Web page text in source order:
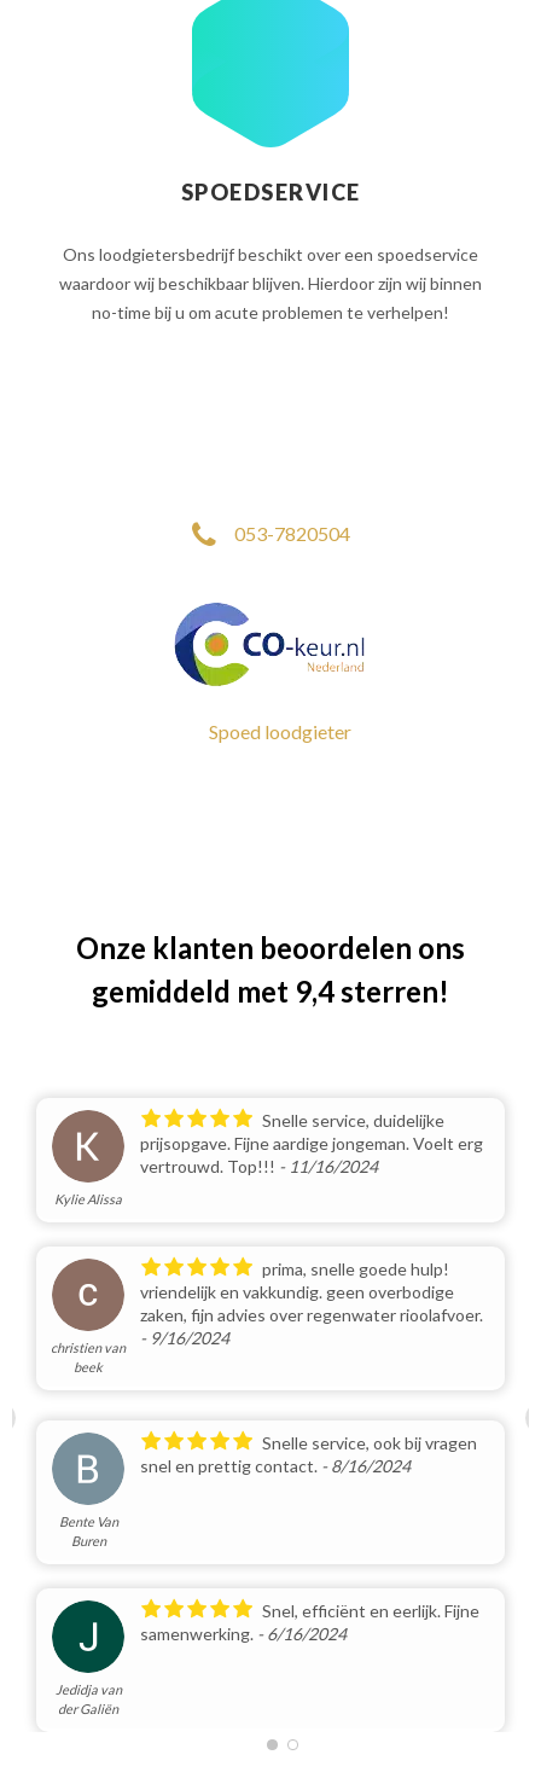
SPOEDSERVICE
Ons loodgietersbedrijf beschikt over een spoedservice
waardoor wij beschikbaar blijven. Hierdoor zijn wij binnen
no-time bij u om acute problemen te verhelpen!
053-7820504
Spoed loodgieter
Onze klanten beoordelen ons
gemiddeld met 9,4 sterren!
Kylie Alissa
Snelle service, duidelijke
prijsopgave. Fijne aardige jongeman. Voelt erg
vertrouwd. Top!!! - 11/16/2024
christien van
beek
prima, snelle goede hulp!
vriendelijk en vakkundig. geen overbodige
zaken, fijn advies over regenwater rioolafvoer.
- 9/16/2024
Bente Van
Buren
Snelle service, ook bij vragen
snel en prettig contact. - 8/16/2024
Jedidja van
der Galiën
Snel, efficiënt en eerlijk. Fijne
samenwerking. - 6/16/2024